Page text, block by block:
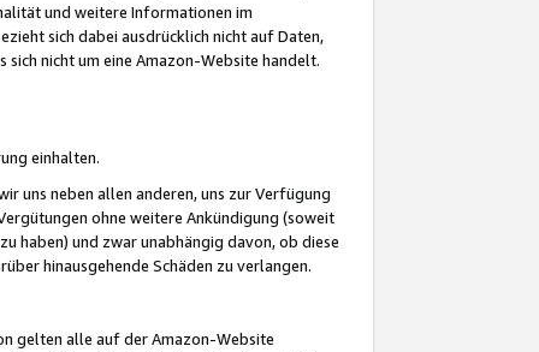
und weitere Informationen im
sich dabei ausdrücklich nicht auf Daten,
nicht um eine Amazon-Website handelt.
einhalten.
uns neben allen anderen, uns zur Verfügung
ohne weitere Ankündigung (soweit
haben) und zwar unabhängig davon, ob diese
hinausgehende Schäden zu verlangen.
gelten alle auf der Amazon-Website